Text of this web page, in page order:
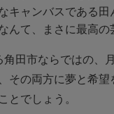
キャンバスである
んて、まさに最高の
田市ならではの、
その両方に夢と希
とでしょう。